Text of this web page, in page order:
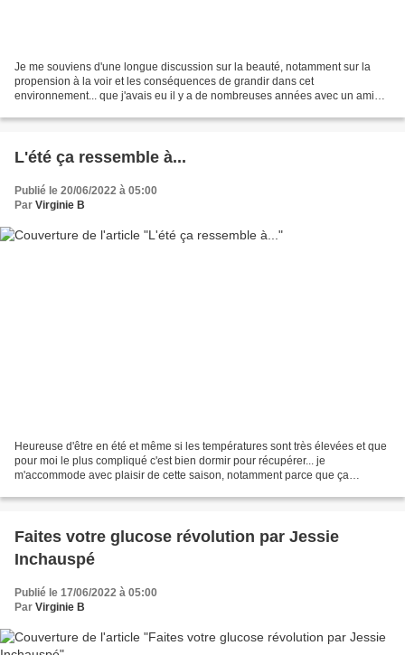
Je me souviens d'une longue discussion sur la beauté, notamment sur la
propension à la voir et les conséquences de grandir dans cet
environnement... que j'avais eu il y a de nombreuses années avec un ami
L'été ça ressemble à...
Publié le 20/06/2022 à 05:00
Par Virginie B
Heureuse d'être en été et même si les températures sont très élevées et que
pour moi le plus compliqué c'est bien dormir pour récupérer... je
m'accommode avec plaisir de cette saison, notamment parce que ça
Faites votre glucose révolution par Jessie
Inchauspé
Publié le 17/06/2022 à 05:00
Par Virginie B